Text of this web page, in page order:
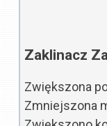
Zaklinacz
Zwiększona
Zmniejszona